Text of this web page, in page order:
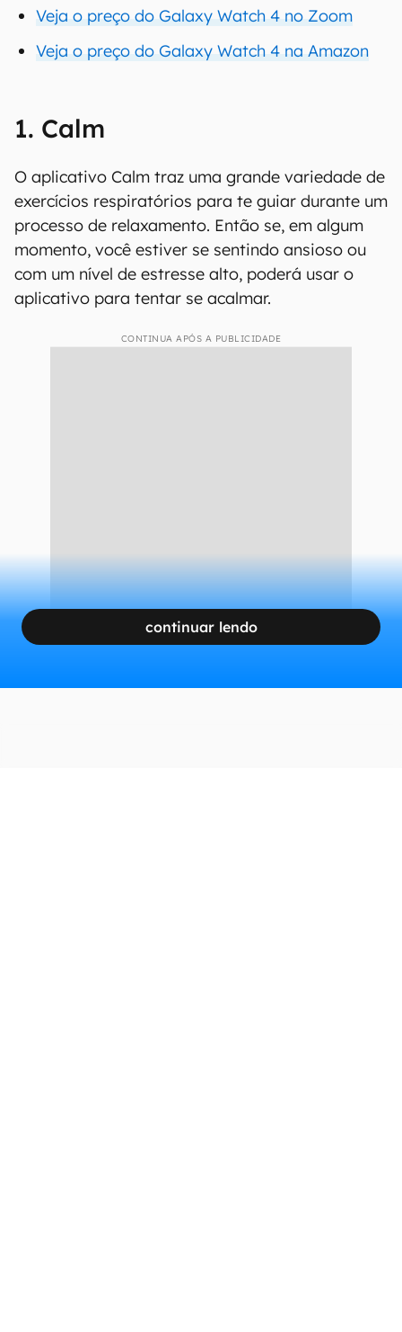
Veja o preço do Galaxy Watch 4 no Zoom
Veja o preço do Galaxy Watch 4 na Amazon
1. Calm
O aplicativo Calm traz uma grande variedade de
exercícios respiratórios para te guiar durante um
processo de relaxamento. Então se, em algum
momento, você estiver se sentindo ansioso ou
com um nível de estresse alto, poderá usar o
aplicativo para tentar se acalmar.
CONTINUA APÓS A PUBLICIDADE
continuar lendo